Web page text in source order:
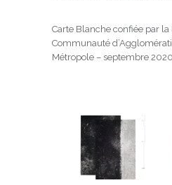
Carte Blanche confiée par la
Communauté
Métropole – septembre